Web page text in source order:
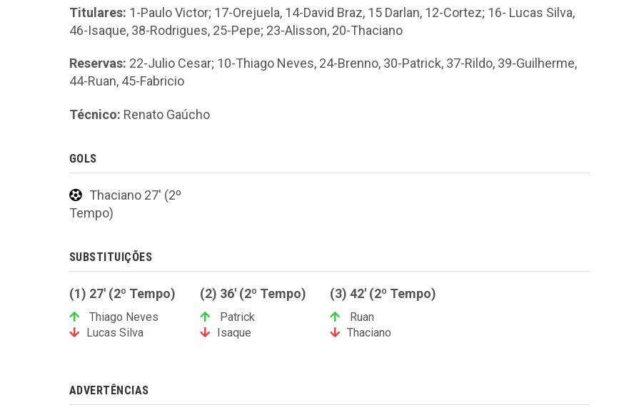
Titulares: 1-Paulo Victor; 17-Orejuela, 14-David Braz, 15 Darlan, 12-Cortez; 16- Lucas Silva,
46-Isaque, 38-Rodrigues, 25-Pepe; 23-Alisson, 20-Thaciano
Reservas: 22-Julio Cesar; 10-Thiago Neves, 24-Brenno, 30-Patrick, 37-Rildo, 39-Guilherme,
44-Ruan, 45-Fabricio
Técnico: Renato Gaúcho
GOLS
Thaciano 27' (2º
Tempo)
SUBSTITUIÇÕES
(1) 27' (2º Tempo)
Thiago Neves
Lucas Silva
(2) 36' (2º Tempo)
Patrick
Isaque
(3) 42' (2º Tempo)
Ruan
Thaciano
ADVERTÊNCIAS